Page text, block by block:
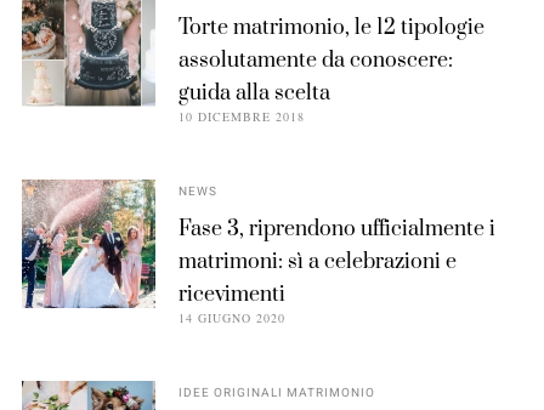
Torte matrimonio, le 12 tipologie
assolutamente da conoscere:
guida alla scelta
10 DICEMBRE 2018
NEWS
Fase 3, riprendono ufficialmente i
matrimoni: sì a celebrazioni e
ricevimenti
14 GIUGNO 2020
IDEE ORIGINALI MATRIMONIO